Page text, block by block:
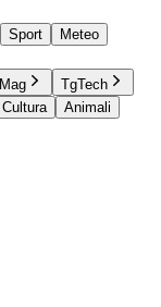
Sport
Meteo
TgTech
Cultura
Animali